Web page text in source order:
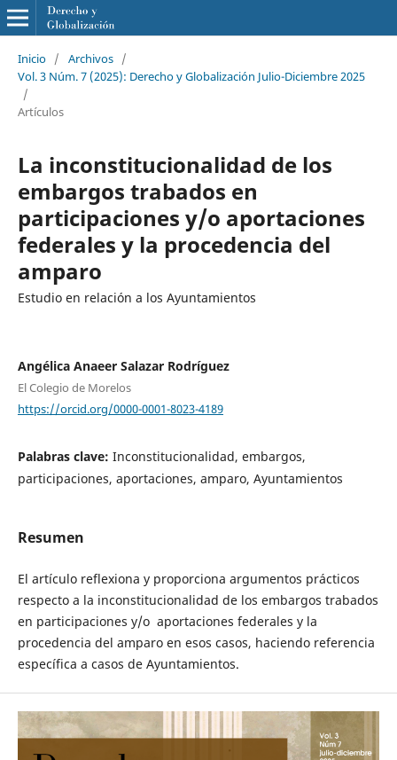
Inicio / Archivos /
Vol. 3 Núm. 7 (2025): Derecho y Globalización Julio-Diciembre 2025
/
Artículos
La inconstitucionalidad de los
embargos trabados en
participaciones y/o aportaciones
federales y la procedencia del
amparo
Estudio en relación a los Ayuntamientos
Angélica Anaeer Salazar Rodríguez
El Colegio de Morelos
https://orcid.org/0000-0001-8023-4189
Palabras clave: Inconstitucionalidad, embargos,
participaciones, aportaciones, amparo, Ayuntamientos
Resumen
El artículo reflexiona y proporciona argumentos prácticos
respecto a la inconstitucionalidad de los embargos trabados
en participaciones y/o aportaciones federales y la
procedencia del amparo en esos casos, haciendo referencia
específica a casos de Ayuntamientos.